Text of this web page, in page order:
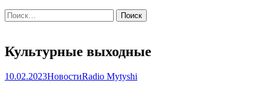
Найти:
Культурные выходные
10.02.2023НовостиRadio Mytyshi